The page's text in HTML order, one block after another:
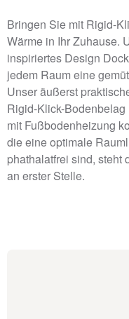
Bringen Sie mit Rigid-
Wärme in Ihr Zuhause.
inspiriertes Design
jedem Raum eine
Unser äußerst
Rigid-Klick-
mit Fußbodenheizung
die eine optimale
phathalatfrei sind, steht
an erster Stelle.